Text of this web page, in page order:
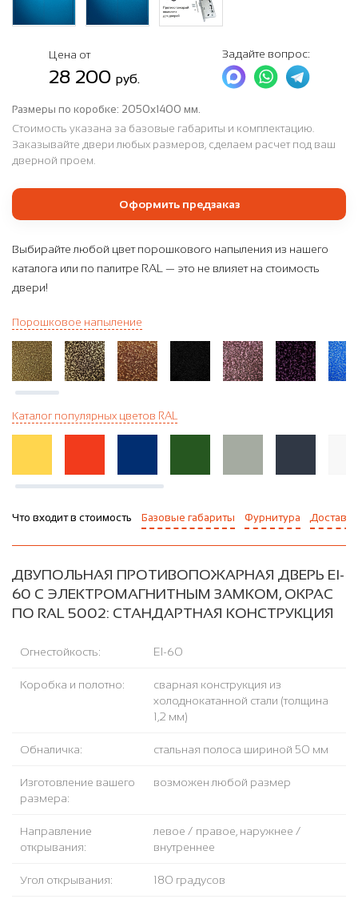
Цена от
28 200 руб.
Задайте вопрос:
Размеры по коробке: 2050х1400 мм.
Стоимость указана за базовые габариты и комплектацию.
Заказывайте двери любых размеров, сделаем расчет под ваш
дверной проем.
Оформить предзаказ
Выбирайте любой цвет порошкового напыления из нашего
каталога или по палитре RAL — это не влияет на стоимость
двери!
Порошковое напыление
Каталог популярных цветов RAL
Что входит в стоимость Базовые габариты Фурнитура Доставка
ДВУПОЛЬНАЯ ПРОТИВОПОЖАРНАЯ ДВЕРЬ EI-
60 С ЭЛЕКТРОМАГНИТНЫМ ЗАМКОМ, ОКРАС
ПО RAL 5002: СТАНДАРТНАЯ КОНСТРУКЦИЯ
Огнестойкость: EI-60
Коробка и полотно:
сварная конструкция из
холоднокатанной стали (толщина
1,2 мм)
Обналичка: стальная полоса шириной 50 мм
Изготовление вашего
размера:
возможен любой размер
Направление
открывания:
левое / правое, наружнее /
внутреннее
Угол открывания: 180 градусов